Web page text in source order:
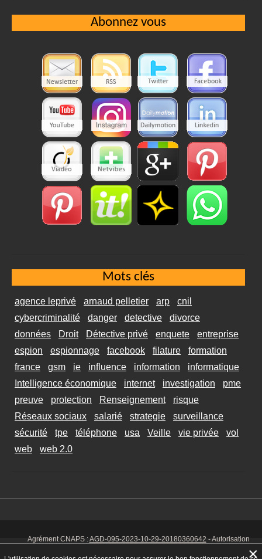
Abonnez vous
Mots clés
agence leprivé arnaud pelletier arp
cnil
cybercriminalité
danger detective
divorce
données
Droit Détective privé enquete
entreprise
espion
espionnage facebook filature
formation
france
gsm ie influence information
informatique
Intelligence économique
internet investigation
pme
preuve
protection Renseignement
risque
Réseaux sociaux
salarié strategie
surveillance
sécurité
tpe téléphone usa Veille vie privée
vol
web
web 2.0
Agrément CNAPS :AGD-095-2023-10-29-20180360642 - Autorisation
925 00038 - Code NAF 8030 Z -Mentions Légales-CookiesTél. : 06 14×